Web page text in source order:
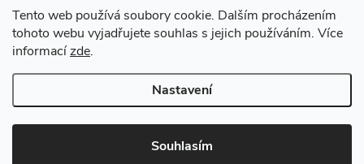
Tento web používá soubory cookie. Dalším procházením
tohoto webu vyjadřujete souhlas s jejich používáním. Více
informacízde.
Nastavení
Souhlasím
Copyright 2026GAZU.cz | moderní koberce. Všechna práva vyhrazena.